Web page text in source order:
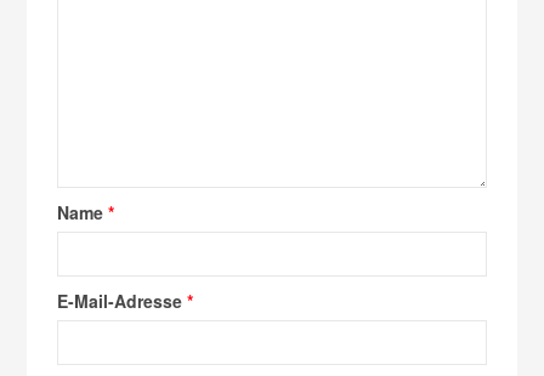
Name*
E-Mail-Adresse*